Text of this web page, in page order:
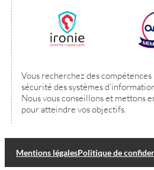
Vous recherchez des
sécurité des systèmes
Nous vous conseillons et mettons
pour atteindre vos objectifs.
Mentions légalesPolitique de